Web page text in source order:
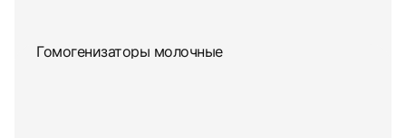
Гомогенизаторы молочные